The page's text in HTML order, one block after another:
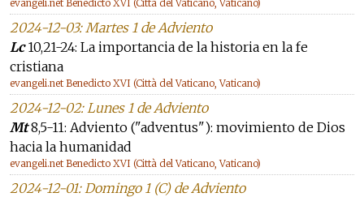
evangeli.net Benedicto XVI (Città del Vaticano, Vaticano)
2024-12-03: Martes 1 de Adviento
Lc10,21-24: La importancia de la historia en la fe
cristiana
evangeli.net Benedicto XVI (Città del Vaticano, Vaticano)
2024-12-02: Lunes 1 de Adviento
Mt8,5-11: Adviento ("adventus"): movimiento de Dios
hacia la humanidad
evangeli.net Benedicto XVI (Città del Vaticano, Vaticano)
2024-12-01: Domingo 1 (C) de Adviento